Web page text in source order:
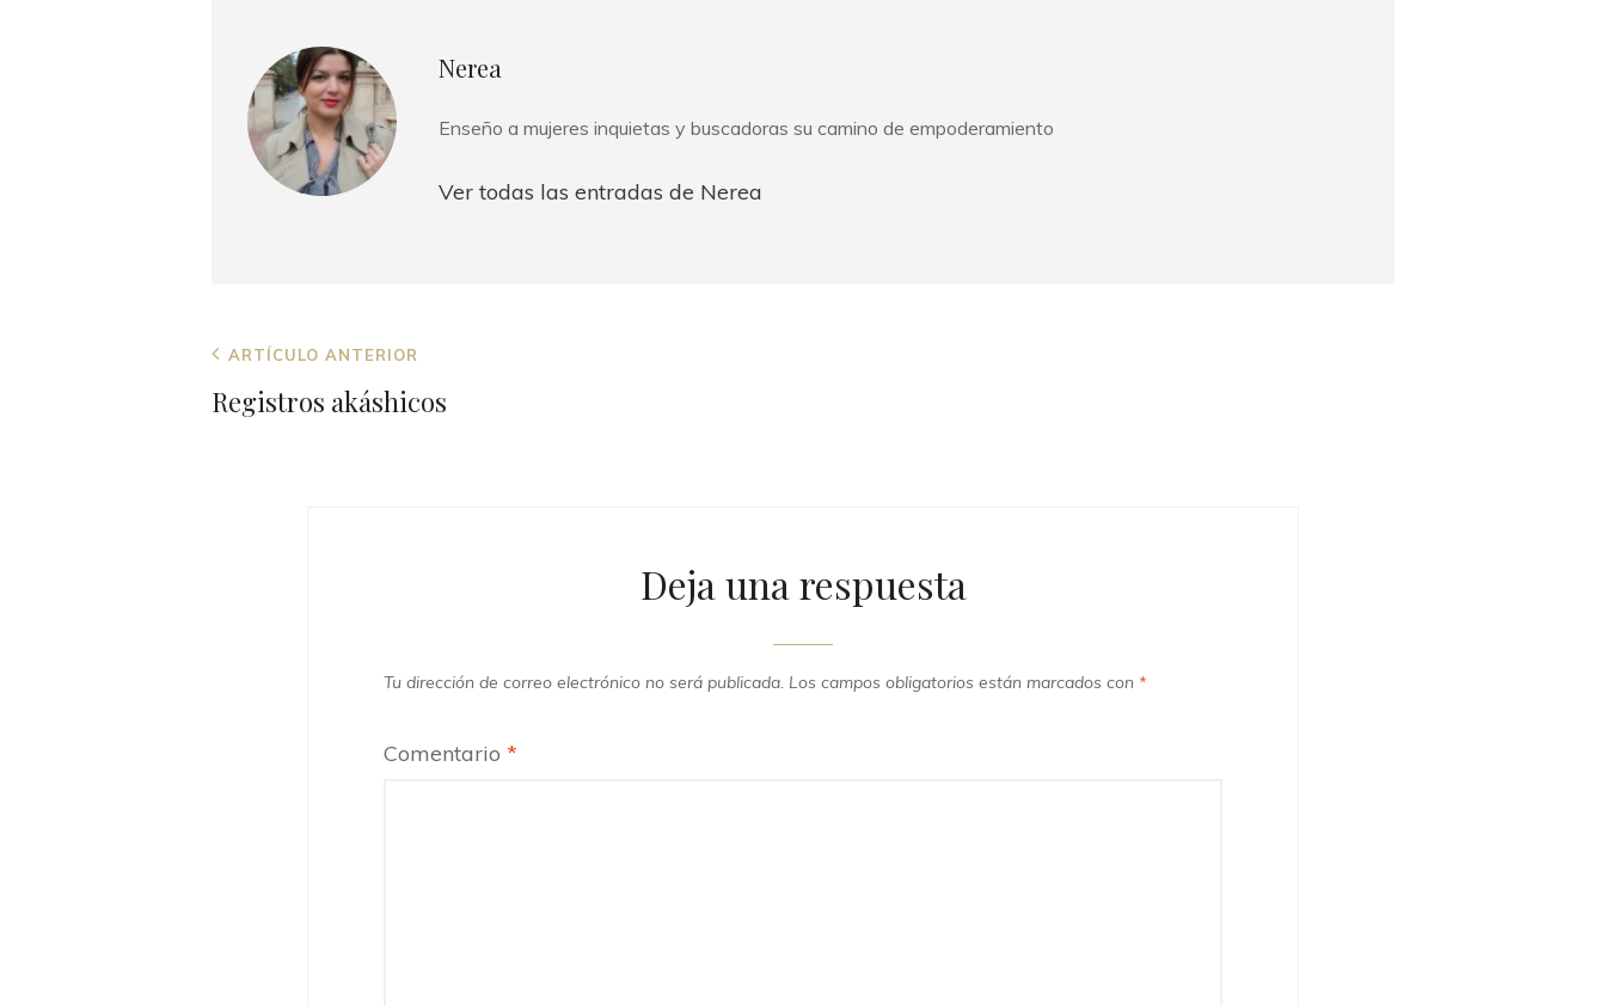
Autor:
Nerea
Enseño a mujeres inquietas y buscadoras su camino de empoderamiento
Ver todas las entradas de Nerea
Navegación
de
Entrada
anterior
ARTÍCULO ANTERIOR
Registros akáshicos
Deja una respuesta
Tu dirección de correo electrónico no será publicada. Los campos obligatorios están marcados con *
Comentario *